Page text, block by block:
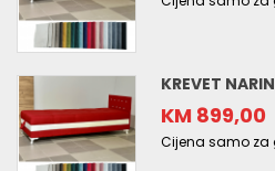
KREVET
KM 899,00
Cijena samo za